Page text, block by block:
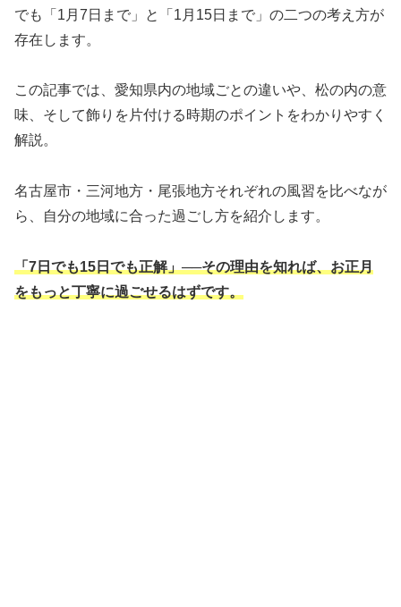
でも「1月7日まで」と「1月15日まで」の二つの考え方が
存在します。
この記事では、愛知県内の地域ごとの違いや、松の内の意
味、そして飾りを片付ける時期のポイントをわかりやすく
解説。
名古屋市・三河地方・尾張地方それぞれの風習を比べなが
ら、自分の地域に合った過ごし方を紹介します。
「7日でも15日でも正解」──その理由を知れば、お正月
をもっと丁寧に過ごせるはずです。